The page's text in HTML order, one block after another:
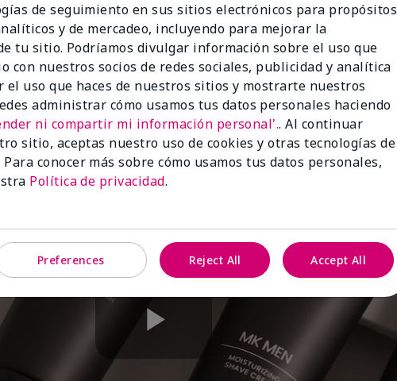
Play
de seguimiento en sus sitios electrónicos para propósitos
y de mercadeo, incluyendo para mejorar la
tu sitio. Podríamos divulgar información sobre el uso que
con nuestros socios de redes sociales, publicidad y analítica
el uso que haces de nuestros sitios y mostrarte nuestros
administrar cómo usamos tus datos personales haciendo
ni compartir mi información personal'.. Al continuar
sitio, aceptas nuestro uso de cookies y otras tecnologías de
conocer más sobre cómo usamos tus datos personales,
Política de privacidad.
Preferences Reject All Accept All